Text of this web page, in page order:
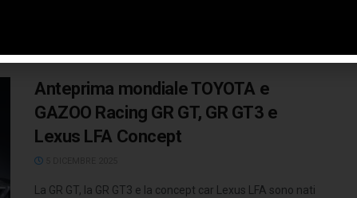
Anteprima mondiale TOYOTA e
GAZOO Racing GR GT, GR GT3 e
Lexus LFA Concept
La GR GT, la GR GT3 e la concept car Lexus LFA sono nati